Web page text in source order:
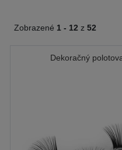
Zobrazené 1 - 12 z 52
Dekoračný